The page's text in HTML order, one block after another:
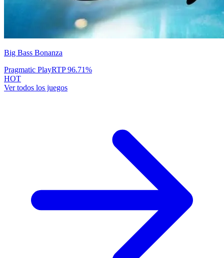
Big Bass Bonanza
Pragmatic PlayRTP96.71%
HOT
Ver todos los juegos